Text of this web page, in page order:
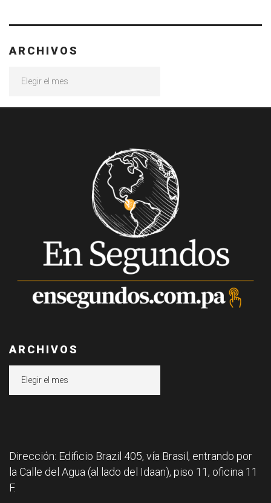
ARCHIVOS
ARCHIVOS
Dirección: Edificio Brazil 405, vía Brasil, entrando por
la Calle del Agua (al lado del Idaan), piso 11, oficina 11
F.